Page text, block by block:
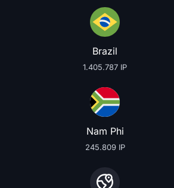
Brazil
1.405.787 IP
Nam Phi
245.809 IP